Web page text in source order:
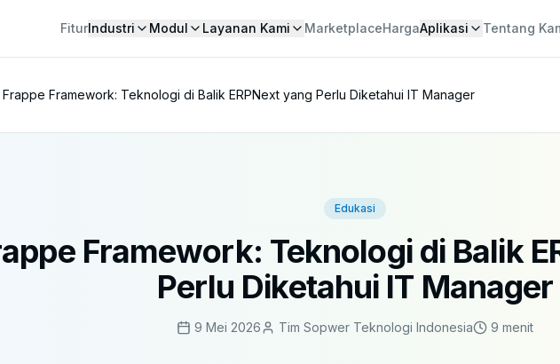
FiturIndustri Modul Layanan Kami MarketplaceHargaAplikasi Tentang
Frappe Framework: Teknologi di Balik ERPNext yang Perlu Diketahui IT Manager
Edukasi
Framework: Teknologi di Balik
Perlu Diketahui IT Manager
9 Mei 2026 Tim Sopwer Teknologi Indonesia 9 menit